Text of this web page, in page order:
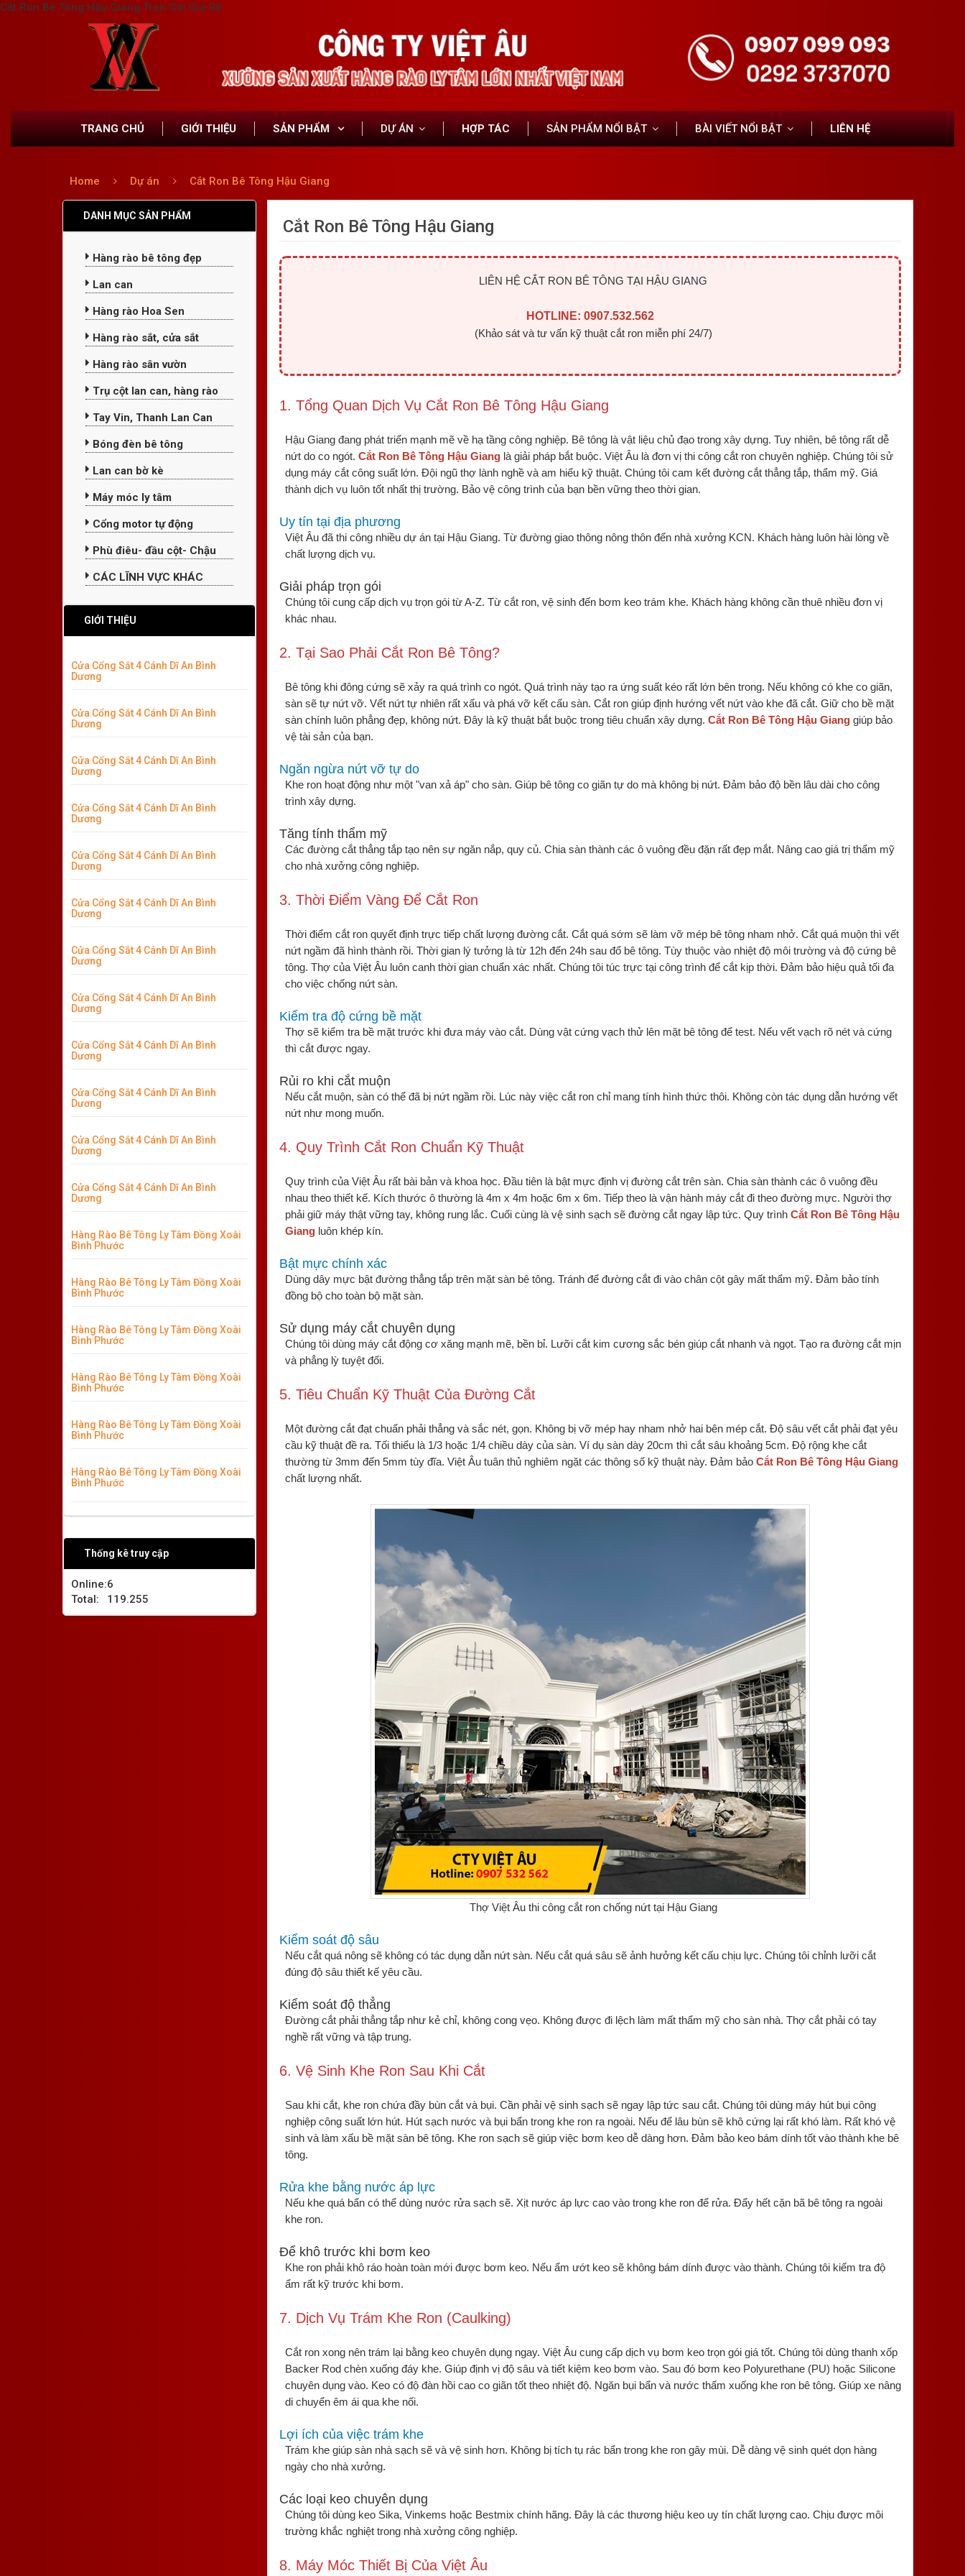
Cắt Ron Bê Tông Hậu Giang Trọn Gói Giá Rẻ
TRANG CHỦ GIỚI THIỆU SẢN PHẨM DỰ ÁN HỢP TÁC SẢN PHẨM NỔI BẬT BÀI VIẾT NỔI BẬT LIÊN HỆ
Home Dự án Cắt Ron Bê Tông Hậu Giang
DANH MỤC SẢN PHẨM
Hàng rào bê tông đẹp
Lan can
Hàng rào Hoa Sen
Hàng rào sắt, cửa sắt
Hàng rào sân vườn
Trụ cột lan can, hàng rào
Tay Vin, Thanh Lan Can
Bóng đèn bê tông
Lan can bờ kè
Máy móc ly tâm
Cổng motor tự động
Phù điêu- đầu cột- Chậu
CÁC LĨNH VỰC KHÁC
GIỚI THIỆU
Cửa Cổng Sắt 4 Cánh Dĩ An Bình
Dương
Cửa Cổng Sắt 4 Cánh Dĩ An Bình
Dương
Cửa Cổng Sắt 4 Cánh Dĩ An Bình
Dương
Cửa Cổng Sắt 4 Cánh Dĩ An Bình
Dương
Cửa Cổng Sắt 4 Cánh Dĩ An Bình
Dương
Cửa Cổng Sắt 4 Cánh Dĩ An Bình
Dương
Cửa Cổng Sắt 4 Cánh Dĩ An Bình
Dương
Cửa Cổng Sắt 4 Cánh Dĩ An Bình
Dương
Cửa Cổng Sắt 4 Cánh Dĩ An Bình
Dương
Cửa Cổng Sắt 4 Cánh Dĩ An Bình
Dương
Cửa Cổng Sắt 4 Cánh Dĩ An Bình
Dương
Cửa Cổng Sắt 4 Cánh Dĩ An Bình
Dương
Hàng Rào Bê Tông Ly Tâm Đồng Xoài
Bình Phước
Hàng Rào Bê Tông Ly Tâm Đồng Xoài
Bình Phước
Hàng Rào Bê Tông Ly Tâm Đồng Xoài
Bình Phước
Hàng Rào Bê Tông Ly Tâm Đồng Xoài
Bình Phước
Hàng Rào Bê Tông Ly Tâm Đồng Xoài
Bình Phước
Hàng Rào Bê Tông Ly Tâm Đồng Xoài
Bình Phước
Thống kê truy cập
Online:6
Total:
119.255
Cắt Ron Bê Tông Hậu Giang
LIÊN HỆ CẮT RON BÊ TÔNG TẠI HẬU GIANG
HOTLINE: 0907.532.562
(Khảo sát và tư vấn kỹ thuật cắt ron miễn phí 24/7)
1. Tổng Quan Dịch Vụ Cắt Ron Bê Tông Hậu Giang
Hậu Giang đang phát triển mạnh mẽ về hạ tầng công nghiệp. Bê tông là vật liệu chủ đạo trong xây dựng. Tuy nhiên, bê tông rất dễ
nứt do co ngót. Cắt Ron Bê Tông Hậu Giang là giải pháp bắt buộc. Việt Âu là đơn vị thi công cắt ron chuyên nghiệp. Chúng tôi sử
dụng máy cắt công suất lớn. Đội ngũ thợ lành nghề và am hiểu kỹ thuật. Chúng tôi cam kết đường cắt thẳng tắp, thẩm mỹ. Giá
thành dịch vụ luôn tốt nhất thị trường. Bảo vệ công trình của bạn bền vững theo thời gian.
Uy tín tại địa phương
Việt Âu đã thi công nhiều dự án tại Hậu Giang. Từ đường giao thông nông thôn đến nhà xưởng KCN. Khách hàng luôn hài lòng về
chất lượng dịch vụ.
Giải pháp trọn gói
Chúng tôi cung cấp dịch vụ trọn gói từ A-Z. Từ cắt ron, vệ sinh đến bơm keo trám khe. Khách hàng không cần thuê nhiều đơn vị
khác nhau.
2. Tại Sao Phải Cắt Ron Bê Tông?
Bê tông khi đông cứng sẽ xảy ra quá trình co ngót. Quá trình này tạo ra ứng suất kéo rất lớn bên trong. Nếu không có khe co giãn,
sàn sẽ tự nứt vỡ. Vết nứt tự nhiên rất xấu và phá vỡ kết cấu sàn. Cắt ron giúp định hướng vết nứt vào khe đã cắt. Giữ cho bề mặt
sàn chính luôn phẳng đẹp, không nứt. Đây là kỹ thuật bắt buộc trong tiêu chuẩn xây dựng. Cắt Ron Bê Tông Hậu Giang giúp bảo
vệ tài sản của bạn.
Ngăn ngừa nứt vỡ tự do
Khe ron hoạt động như một "van xả áp" cho sàn. Giúp bê tông co giãn tự do mà không bị nứt. Đảm bảo độ bền lâu dài cho công
trình xây dựng.
Tăng tính thẩm mỹ
Các đường cắt thẳng tắp tạo nên sự ngăn nắp, quy củ. Chia sàn thành các ô vuông đều đặn rất đẹp mắt. Nâng cao giá trị thẩm mỹ
cho nhà xưởng công nghiệp.
3. Thời Điểm Vàng Để Cắt Ron
Thời điểm cắt ron quyết định trực tiếp chất lượng đường cắt. Cắt quá sớm sẽ làm vỡ mép bê tông nham nhở. Cắt quá muộn thì vết
nứt ngầm đã hình thành rồi. Thời gian lý tưởng là từ 12h đến 24h sau đổ bê tông. Tùy thuộc vào nhiệt độ môi trường và độ cứng bê
tông. Thợ của Việt Âu luôn canh thời gian chuẩn xác nhất. Chúng tôi túc trực tại công trình để cắt kịp thời. Đảm bảo hiệu quả tối đa
cho việc chống nứt sàn.
Kiểm tra độ cứng bề mặt
Thợ sẽ kiểm tra bề mặt trước khi đưa máy vào cắt. Dùng vật cứng vạch thử lên mặt bê tông để test. Nếu vết vạch rõ nét và cứng
thì cắt được ngay.
Rủi ro khi cắt muộn
Nếu cắt muộn, sàn có thể đã bị nứt ngầm rồi. Lúc này việc cắt ron chỉ mang tính hình thức thôi. Không còn tác dụng dẫn hướng vết
nứt như mong muốn.
4. Quy Trình Cắt Ron Chuẩn Kỹ Thuật
Quy trình của Việt Âu rất bài bản và khoa học. Đầu tiên là bật mực định vị đường cắt trên sàn. Chia sàn thành các ô vuông đều
nhau theo thiết kế. Kích thước ô thường là 4m x 4m hoặc 6m x 6m. Tiếp theo là vận hành máy cắt đi theo đường mực. Người thợ
phải giữ máy thật vững tay, không rung lắc. Cuối cùng là vệ sinh sạch sẽ đường cắt ngay lập tức. Quy trình Cắt Ron Bê Tông Hậu
Giang luôn khép kín.
Bật mực chính xác
Dùng dây mực bật đường thẳng tắp trên mặt sàn bê tông. Tránh để đường cắt đi vào chân cột gây mất thẩm mỹ. Đảm bảo tính
đồng bộ cho toàn bộ mặt sàn.
Sử dụng máy cắt chuyên dụng
Chúng tôi dùng máy cắt động cơ xăng mạnh mẽ, bền bỉ. Lưỡi cắt kim cương sắc bén giúp cắt nhanh và ngọt. Tạo ra đường cắt mịn
và phẳng lỳ tuyệt đối.
5. Tiêu Chuẩn Kỹ Thuật Của Đường Cắt
Một đường cắt đạt chuẩn phải thẳng và sắc nét, gọn. Không bị vỡ mép hay nham nhở hai bên mép cắt. Độ sâu vết cắt phải đạt yêu
cầu kỹ thuật đề ra. Tối thiểu là 1/3 hoặc 1/4 chiều dày của sàn. Ví dụ sàn dày 20cm thì cắt sâu khoảng 5cm. Độ rộng khe cắt
thường từ 3mm đến 5mm tùy đĩa. Việt Âu tuân thủ nghiêm ngặt các thông số kỹ thuật này. Đảm bảo Cắt Ron Bê Tông Hậu Giang
chất lượng nhất.
Thợ Việt Âu thi công cắt ron chống nứt tại Hậu Giang
Kiểm soát độ sâu
Nếu cắt quá nông sẽ không có tác dụng dẫn nứt sàn. Nếu cắt quá sâu sẽ ảnh hưởng kết cấu chịu lực. Chúng tôi chỉnh lưỡi cắt
đúng độ sâu thiết kế yêu cầu.
Kiểm soát độ thẳng
Đường cắt phải thẳng tắp như kẻ chỉ, không cong vẹo. Không được đi lệch làm mất thẩm mỹ cho sàn nhà. Thợ cắt phải có tay
nghề rất vững và tập trung.
6. Vệ Sinh Khe Ron Sau Khi Cắt
Sau khi cắt, khe ron chứa đầy bùn cắt và bụi. Cần phải vệ sinh sạch sẽ ngay lập tức sau cắt. Chúng tôi dùng máy hút bụi công
nghiệp công suất lớn hút. Hút sạch nước và bụi bẩn trong khe ron ra ngoài. Nếu để lâu bùn sẽ khô cứng lại rất khó làm. Rất khó vệ
sinh và làm xấu bề mặt sàn bê tông. Khe ron sạch sẽ giúp việc bơm keo dễ dàng hơn. Đảm bảo keo bám dính tốt vào thành khe bê
tông.
Rửa khe bằng nước áp lực
Nếu khe quá bẩn có thể dùng nước rửa sạch sẽ. Xịt nước áp lực cao vào trong khe ron để rửa. Đẩy hết cặn bã bê tông ra ngoài
khe ron.
Để khô trước khi bơm keo
Khe ron phải khô ráo hoàn toàn mới được bơm keo. Nếu ẩm ướt keo sẽ không bám dính được vào thành. Chúng tôi kiểm tra độ
ẩm rất kỹ trước khi bơm.
7. Dịch Vụ Trám Khe Ron (Caulking)
Cắt ron xong nên trám lại bằng keo chuyên dụng ngay. Việt Âu cung cấp dịch vụ bơm keo trọn gói giá tốt. Chúng tôi dùng thanh xốp
Backer Rod chèn xuống đáy khe. Giúp định vị độ sâu và tiết kiệm keo bơm vào. Sau đó bơm keo Polyurethane (PU) hoặc Silicone
chuyên dụng vào. Keo có độ đàn hồi cao co giãn tốt theo nhiệt độ. Ngăn bụi bẩn và nước thấm xuống khe ron bê tông. Giúp xe nâng
di chuyển êm ái qua khe nối.
Lợi ích của việc trám khe
Trám khe giúp sàn nhà sạch sẽ và vệ sinh hơn. Không bị tích tụ rác bẩn trong khe ron gây mùi. Dễ dàng vệ sinh quét dọn hàng
ngày cho nhà xưởng.
Các loại keo chuyên dụng
Chúng tôi dùng keo Sika, Vinkems hoặc Bestmix chính hãng. Đây là các thương hiệu keo uy tín chất lượng cao. Chịu được môi
trường khắc nghiệt trong nhà xưởng công nghiệp.
8. Máy Móc Thiết Bị Của Việt Âu